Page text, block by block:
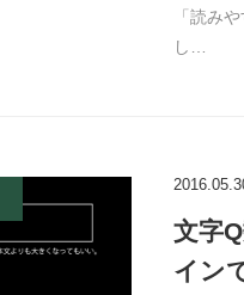
「読み
し…
文字
イン